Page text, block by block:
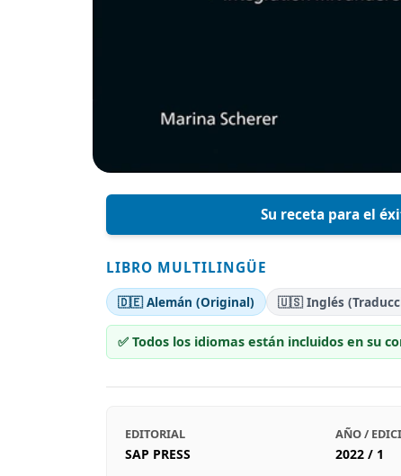
Su receta para el
LIBRO MULTILINGÜE
🇩🇪 Alemán (Original) 🇺🇸 Inglés
✅ Todos los idiomas están incluidos en su
EDITORIAL
SAP PRESS
AÑO /
2022 / 1